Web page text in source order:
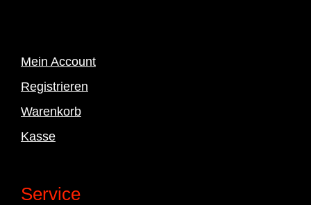
Mein Account
Registrieren
Warenkorb
Kasse
Service